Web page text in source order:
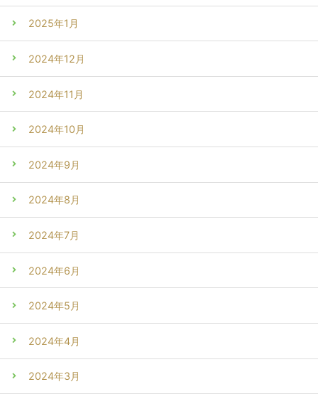
2025年1月
2024年12月
2024年11月
2024年10月
2024年9月
2024年8月
2024年7月
2024年6月
2024年5月
2024年4月
2024年3月